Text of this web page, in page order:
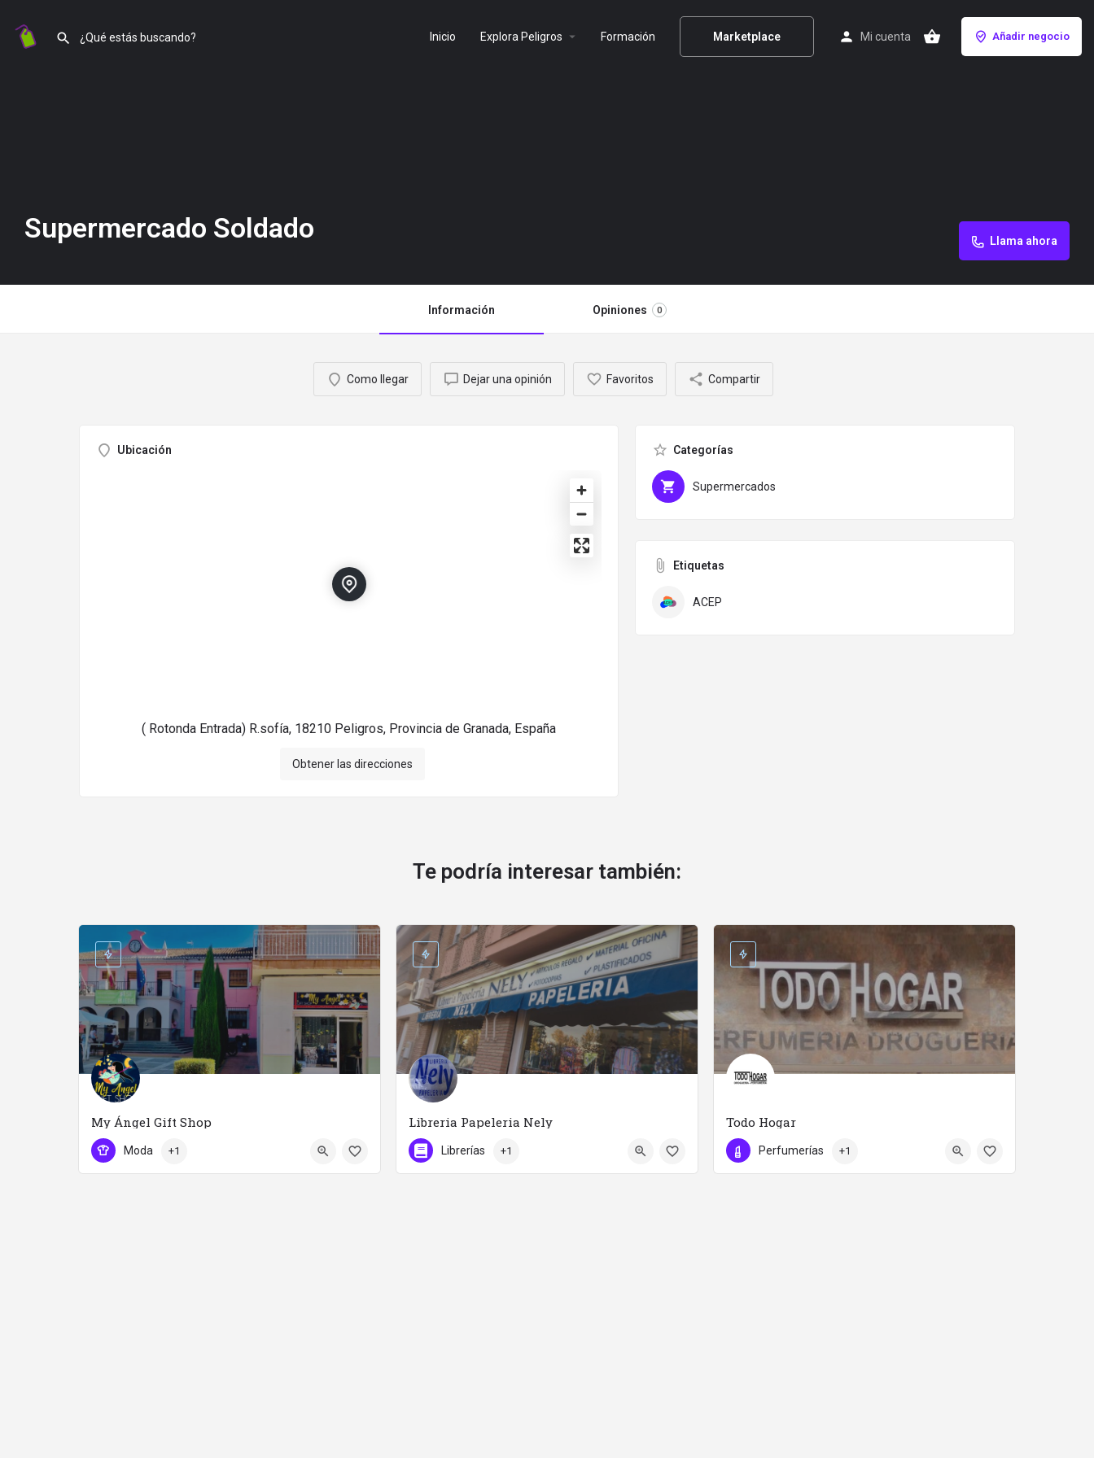
Inicio Explora Peligros arrow_drop_down Formación Marketplace Mi cuenta Añadir negocio
Supermercado Soldado Llama ahora
Información Opiniones 0
Como llegar Dejar una opinión Favoritos Compartir
Ubicación
( Rotonda Entrada) R.sofía, 18210 Peligros, Provincia de Granada, España
Obtener las direcciones
Categorías
Supermercados
Etiquetas
ACEP
Te podría interesar también:
My Ángel Gift Shop
687031287
Moda +1
Libreria Papeleria Nely
696969549 Calle Juan Ramón Jiménez 3
Librerías +1
Todo Hogar
958050723 Calle Pintor Velázquez 1
Perfumerías +1